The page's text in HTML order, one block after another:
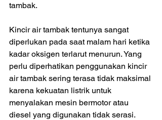
tambak.
Kincir air tambak tentunya sangat
diperlukan pada saat malam hari ketika
kadar oksigen terlarut menurun. Yang
perlu diperhatikan penggunakan kincir
air tambak sering terasa tidak maksimal
karena kekuatan listrik untuk
menyalakan mesin bermotor atau
diesel yang digunakan tidak serasi.